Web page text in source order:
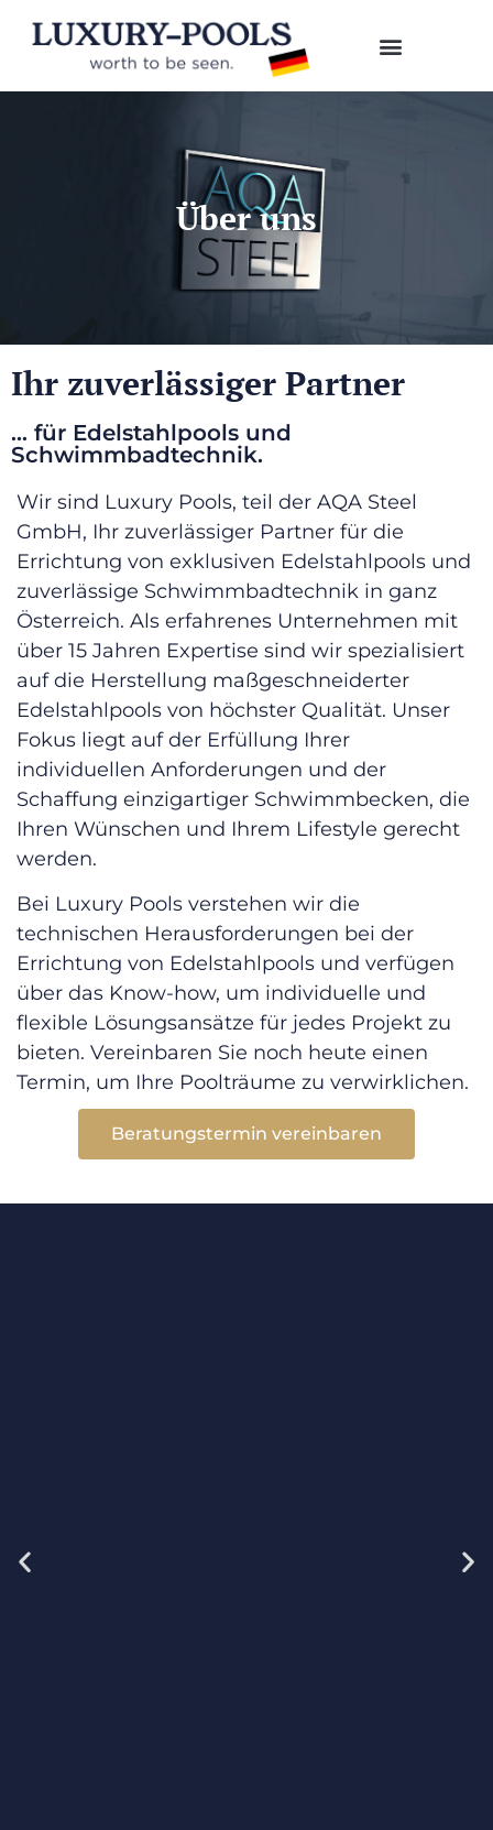
Über uns
Ihr zuverlässiger Partner
... für Edelstahlpools und
Schwimmbadtechnik.
Wir sind Luxury Pools, teil der AQA Steel
GmbH, Ihr zuverlässiger Partner für die
Errichtung von exklusiven Edelstahlpools und
zuverlässige Schwimmbadtechnik in ganz
Österreich. Als erfahrenes Unternehmen mit
über 15 Jahren Expertise sind wir spezialisiert
auf die Herstellung maßgeschneiderter
Edelstahlpools von höchster Qualität. Unser
Fokus liegt auf der Erfüllung Ihrer
individuellen Anforderungen und der
Schaffung einzigartiger Schwimmbecken, die
Ihren Wünschen und Ihrem Lifestyle gerecht
werden.
Bei Luxury Pools verstehen wir die
technischen Herausforderungen bei der
Errichtung von Edelstahlpools und verfügen
über das Know-how, um individuelle und
flexible Lösungsansätze für jedes Projekt zu
bieten. Vereinbaren Sie noch heute einen
Termin, um Ihre Poolträume zu verwirklichen.
Beratungstermin vereinbaren